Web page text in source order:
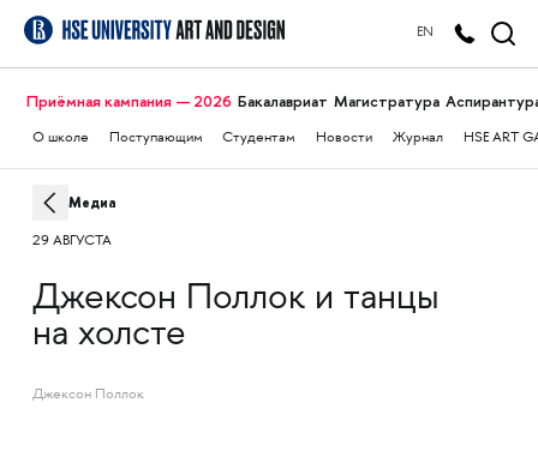
EN
Приёмная кампания — 2026 Бакалавриат Магистратура
О школе Поступающим Студентам Новости Журнал HSE ART
Медиа
29 АВГУСТА
Джексон Поллок и танцы
на холсте
Джексон Поллок